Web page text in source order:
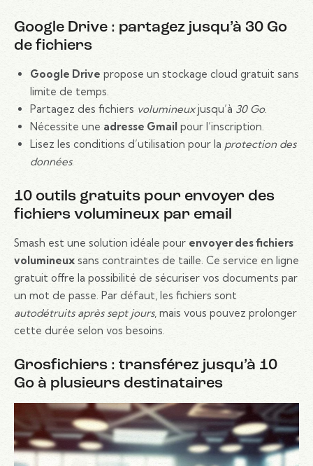
Google Drive : partagez jusqu’à 30 Go
de fichiers
Google Drive propose un stockage cloud gratuit sans
limite de temps.
Partagez des fichiers volumineuxjusqu’à 30 Go.
Nécessite une adresse Gmailpour l’inscription.
Lisez les conditions d’utilisation pour la protection des
données.
10 outils gratuits pour envoyer des
fichiers volumineux par email
Smash est une solution idéale pour envoyer des fichiers
volumineux sans contraintes de taille. Ce service en ligne
gratuit offre la possibilité de sécuriser vos documents par
un mot de passe. Par défaut, les fichiers sont
autodétruits après sept jours, mais vous pouvez prolonger
cette durée selon vos besoins.
Grosfichiers : transférez jusqu’à 10
Go à plusieurs destinataires